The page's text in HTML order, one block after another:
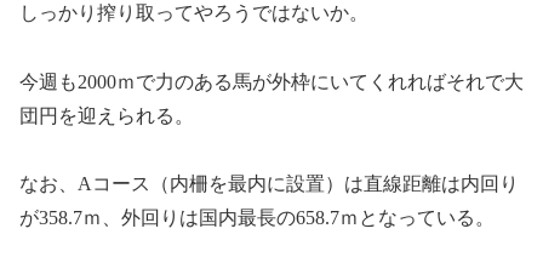
しっかり搾り取ってやろうではないか。
今週も2000ｍで力のある馬が外枠にいてくれればそれで大
団円を迎えられる。
なお、Aコース（内柵を最内に設置）は直線距離は内回り
が358.7ｍ、外回りは国内最長の658.7ｍとなっている。